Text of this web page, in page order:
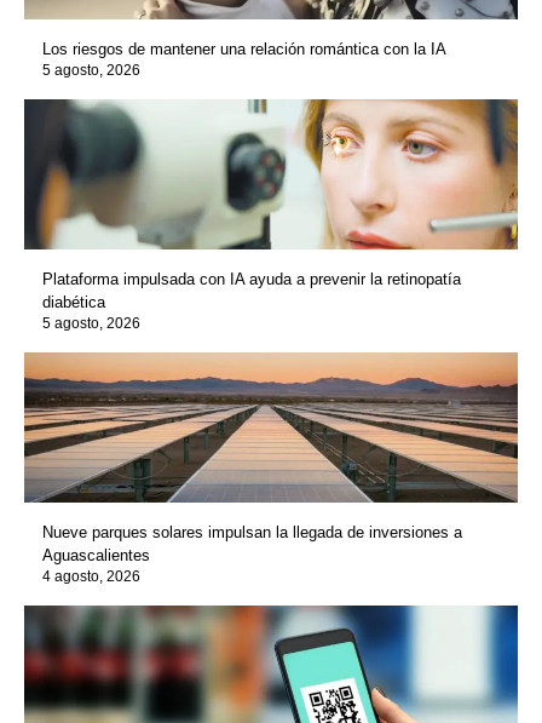
Los riesgos de mantener una relación romántica con la IA
5 agosto, 2026
Plataforma impulsada con IA ayuda a prevenir la retinopatía
diabética
5 agosto, 2026
Nueve parques solares impulsan la llegada de inversiones a
Aguascalientes
4 agosto, 2026